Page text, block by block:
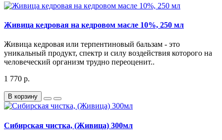
Живица кедровая на кедровом масле 10%, 250 мл
Живица кедровая или терпентиновый бальзам - это
уникальный продукт, спектр и силу воздействия которого на
человеческий организм трудно переоценит..
1 770 р.
В корзину
Сибирская чистка, (Живица) 300мл